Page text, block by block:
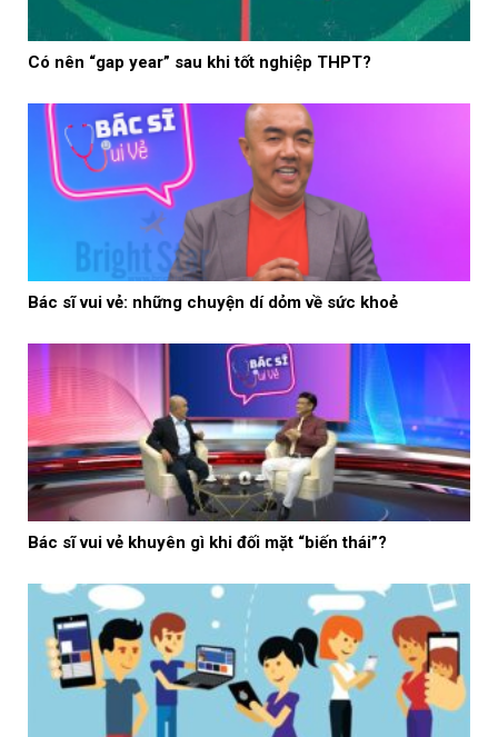
Có nên “gap year” sau khi tốt nghiệp THPT?
Bác sĩ vui vẻ: những chuyện dí dỏm về sức khoẻ
Bác sĩ vui vẻ khuyên gì khi đối mặt “biến thái”?